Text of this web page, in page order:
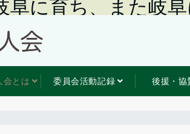
阜に育ち、また岐
会とは 委員会活動記録 後援・協